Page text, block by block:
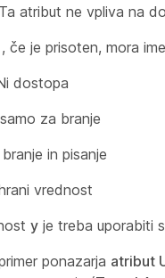
atribut ne vpliva na
, če je prisoten, mora
dostopa
za branje
in pisanje
vrednost
y je treba uporabiti
ponazarja atribut